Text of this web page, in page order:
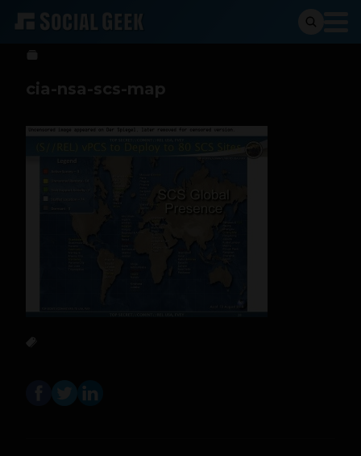
Sergio Ramos 29 de octubre de 2013
cia-nsa-scs-map